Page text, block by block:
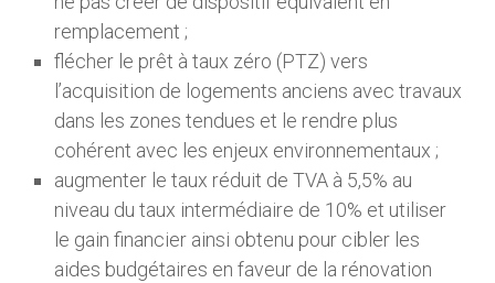
remplacement ;
flécher le prêt à taux zéro (PTZ) vers
l’acquisition de logements anciens avec travaux
dans les zones tendues et le rendre plus
cohérent avec les enjeux environnementaux ;
augmenter le taux réduit de TVA à 5,5% au
niveau du taux intermédiaire de 10% et utiliser
le gain financier ainsi obtenu pour cibler les
aides budgétaires en faveur de la rénovation